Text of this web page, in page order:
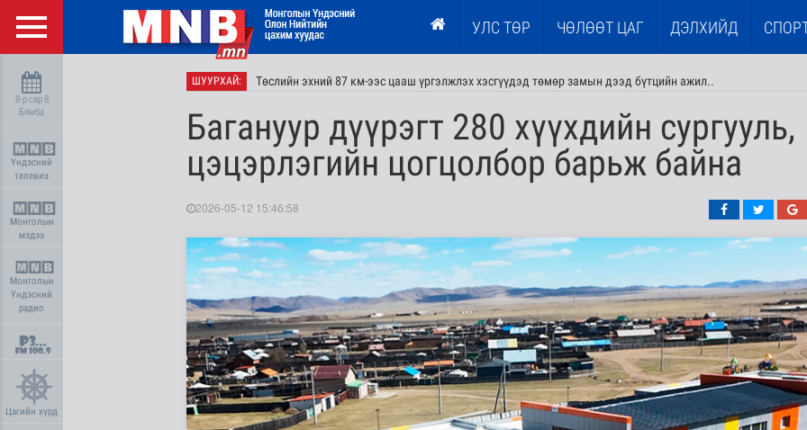
УЛС ТӨР ЧӨЛӨӨТ ЦАГ ДЭЛХИЙД
8-р сар 8
Бямба
Үндэсний
телевиз
Монголын
мэдээ
Монголын
Үндэсний
радио
Цагийн хүрд
ШУУРХАЙ: Төслийн эхний 87 км-ээс цааш үргэлжлэх хэсгүүдэд төмөр замын дээд бүтцийн ажил..
Багануур дүүрэгт 280 хүүхдийн сургууль,
цэцэрлэгийн цогцолбор барьж байна
2026-05-12 15:46:58